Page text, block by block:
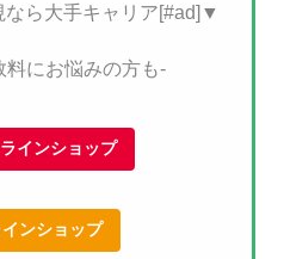
ら大手キャリア[#ad]▼
料にお悩みの方も-
インショップ
ンショップ